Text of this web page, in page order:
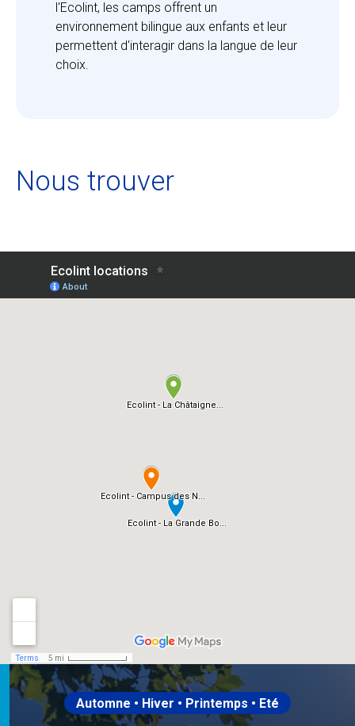
l'Ecolint, les camps offrent un
environnement bilingue aux enfants et leur
permettent d'interagir dans la langue de leur
choix.
Nous trouver
Automne • Hiver • Printemps • Eté